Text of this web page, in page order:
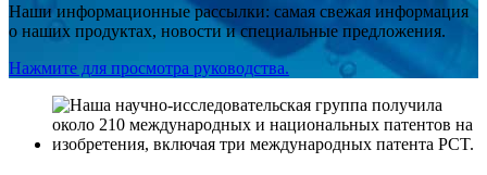
Наши информационные рассылки: самая свежая информация
о наших продуктах, новости и специальные предложения.
Нажмите для просмотра руководства.